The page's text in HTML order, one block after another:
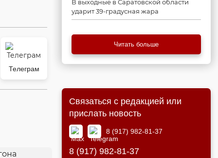
Телеграм
В выходные в Саратовской области
ударит 39-градусная жара
Читать больше
Связаться с редакцией или
прислать новость
8 (917) 982-81-37
8 (917) 982-81-37